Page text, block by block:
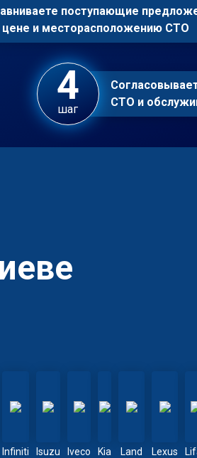
поступающие
цене и месторасположению СТО
шаг
СТО и
Infiniti Isuzu Iveco Kia
Land
Lexus